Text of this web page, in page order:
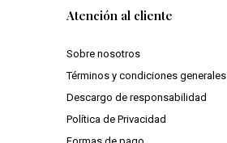
Atención al cliente
Sobre nosotros
Términos y condiciones generales
Descargo de responsabilidad
Política de Privacidad